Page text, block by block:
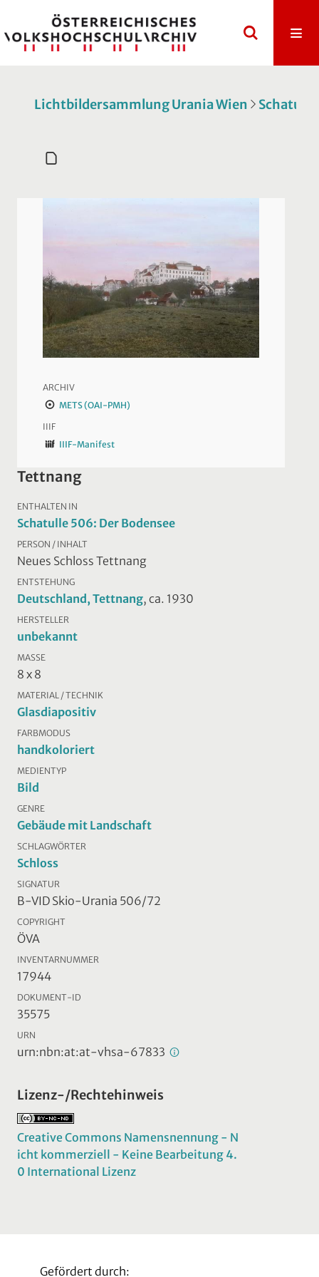
Lichtbildersammlung Urania Wien Schatulle
ARCHIV
METS (OAI-PMH)
IIIF
IIIF-Manifest
Tettnang
ENTHALTEN IN
Schatulle 506: Der Bodensee
PERSON / INHALT
Neues Schloss Tettnang
ENTSTEHUNG
Deutschland, Tettnang, ca. 1930
HERSTELLER
unbekannt
MASSE
8 x 8
MATERIAL / TECHNIK
Glasdiapositiv
FARBMODUS
handkoloriert
MEDIENTYP
Bild
GENRE
Gebäude mit Landschaft
SCHLAGWÖRTER
Schloss
SIGNATUR
B-VID Skio-Urania 506/72
COPYRIGHT
ÖVA
INVENTARNUMMER
17944
DOKUMENT-ID
35575
URN
urn:nbn:at:at-vhsa-67833
Lizenz-/Rechtehinweis
Creative Commons Namensnennung - N
icht kommerziell - Keine Bearbeitung 4.
0 International Lizenz
Gefördert durch: